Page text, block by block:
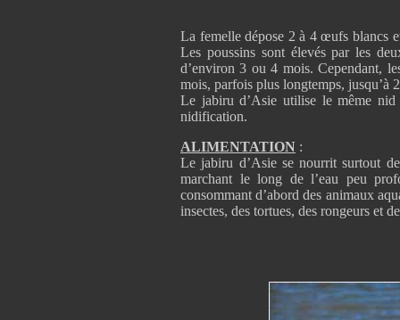
La femelle dépose 2 à 4 œufs blancs
Les poussins sont élevés par les
d’environ 3 ou 4 mois. Cependant,
mois, parfois plus longtemps, jusqu’à
Le jabiru d’Asie utilise le même nid
nidification.
ALIMENTATION :
Le jabiru d’Asie se nourrit surtout
marchant le long de l’eau peu
consommant d’abord des animaux
insectes, des tortues, des rongeurs et